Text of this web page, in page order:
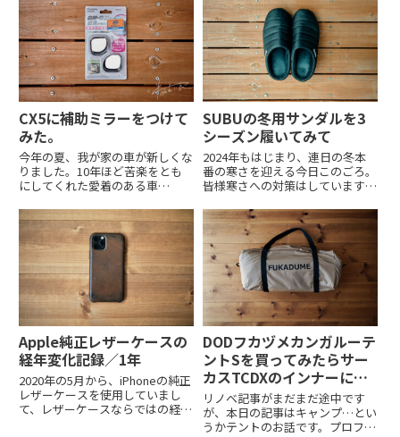
CX5に補助ミラーをつけて
みた。
今年の夏、我が家の車が新しくな
りました。10年ほど苦楽をとも
にしてくれた愛着のある車
たが、エンジントラブルが見え始
め、信頼できる整備工の方からも
年式や走行距離から判断してもそ
ろそろ替え時でもあると言われて
いた...
SUBUの冬用サンダルを3
シーズン履いてみて
2024年もはじまり、連日の冬本
番の寒さを迎える今日このごろ。
皆様寒さへの対策はしていますで
はコンクリートむき出しのフロア
なので、冬は底冷えでめっぽう寒
い環境です。そんなオフィスでの
足元の寒さ対策として3年ほど...
Apple純正レザーケースの
経年変化記録／1年
2020年の5月から、iPhoneの純正
レザーケースを使用していまし
て、レザーケースならではの経年
DODフカヅメカンガルーテ
ントSを買ってみたらサー
カスTCDXのインナーにぴ
ったりそうでした。
リノベ記事がまだまだ途中です
が、本日の記事はキャンプ…とい
うかテントのお話です。プロフィ